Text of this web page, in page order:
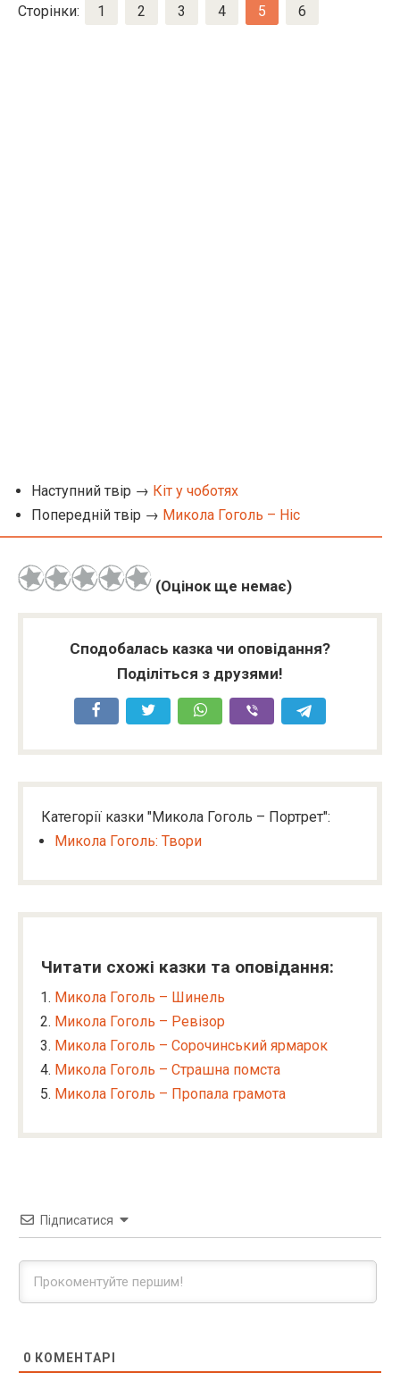
Сторінки: 1 2 3 4 5 6
Наступний твір → Кіт у чоботях
Попередній твір → Микола Гоголь – Ніс
(Оцінок ще немає)
Сподобалась казка чи оповідання?
Поділіться з друзями!
Категорії казки "Микола Гоголь – Портрет":
Микола Гоголь: Твори
Читати схожі казки та оповідання:
Микола Гоголь – Шинель
Микола Гоголь – Ревізор
Микола Гоголь – Сорочинський ярмарок
Микола Гоголь – Страшна помста
Микола Гоголь – Пропала грамота
Підписатися
0 КОМЕНТАРІ